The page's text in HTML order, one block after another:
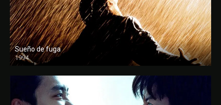
Sueño de fuga
1994
FULL HD